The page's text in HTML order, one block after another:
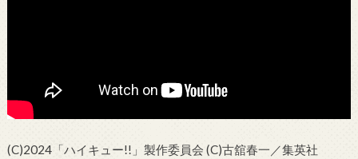
(C)2024「ハイキュー!!」製作委員会 (C)古舘春一／集英社